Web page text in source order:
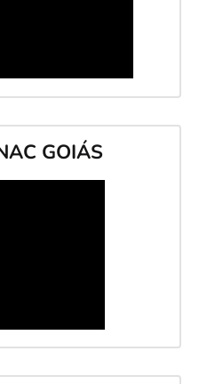
GOIÁS